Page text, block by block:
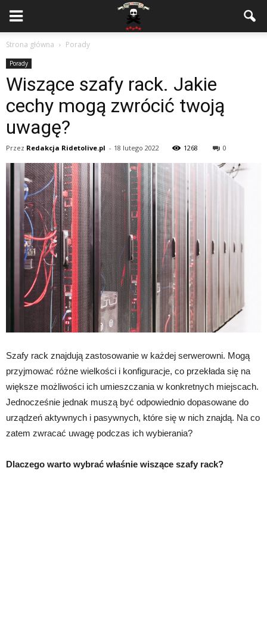
Strona główna Porady
Porady
Wiszące szafy rack. Jakie
cechy mogą zwrócić twoją
uwagę?
Przez Redakcja Ridetolive.pl - 18 lutego 2022 1268 0
Szafy rack znajdują zastosowanie w każdej serwerowni. Mogą
przyjmować różne wielkości i konfiguracje, co przekłada się na
większe możliwości ich umieszczania w konkretnych miejscach.
Jednocześnie jednak muszą być odpowiednio dopasowane do
urządzeń aktywnych i pasywnych, które się w nich znajdą. Na co
zatem zwracać uwagę podczas ich wybierania?
Dlaczego warto wybrać właśnie wiszące szafy rack?